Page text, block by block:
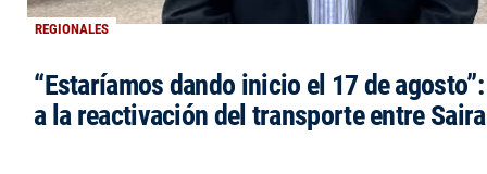
REGIONALES
“Estaríamos dando inicio el 17 de
a la reactivación del transporte entre